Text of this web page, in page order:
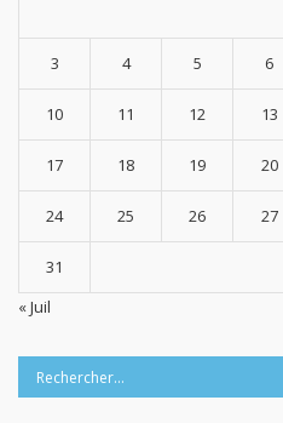
3 4 5 6
10 11 12 13
17 18 19 20
24 25 26 27
31
« Juil